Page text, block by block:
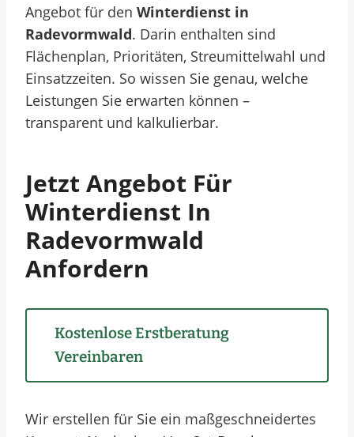
Angebot für den Winterdienst in
Radevormwald. Darin enthalten sind
Flächenplan, Prioritäten, Streumittelwahl und
Einsatzzeiten. So wissen Sie genau, welche
Leistungen Sie erwarten können –
transparent und kalkulierbar.
Jetzt Angebot Für
Winterdienst In
Radevormwald
Anfordern
Kostenlose Erstberatung
Vereinbaren
Wir erstellen für Sie ein maßgeschneidertes